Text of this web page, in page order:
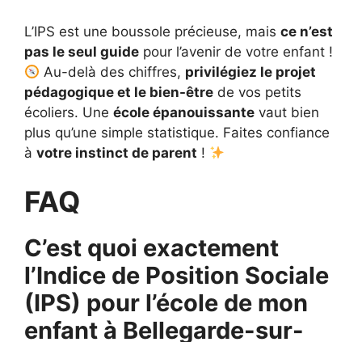
L’IPS est une boussole précieuse, mais ce n’est
pas le seul guide pour l’avenir de votre enfant !
Au-delà des chiffres, privilégiez le projet
pédagogique et le bien-être de vos petits
écoliers. Une école épanouissante vaut bien
plus qu’une simple statistique. Faites confiance
à votre instinct de parent !
FAQ
C’est quoi exactement
l’Indice de Position Sociale
(IPS) pour l’école de mon
enfant à Bellegarde-sur-